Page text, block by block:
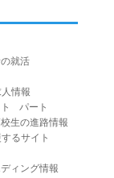
各号に定める
情報を登録す
用する行為
産権、プライ
就活
情報
パート
生の進路情報
るサイト
ィング情報